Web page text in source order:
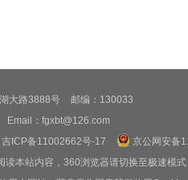
大路3888号
邮编：130033
Email：fgxbt@126.com
吉ICP备11002662号-17
京公网安备
本站内容，360浏览器请切换至极速模式